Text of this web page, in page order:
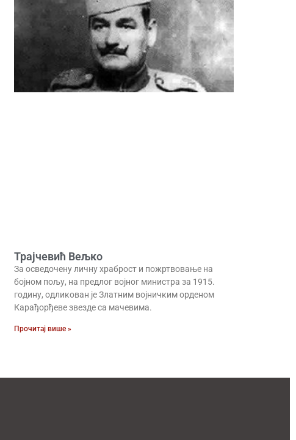
Трајчевић Вељко
За осведочену личну храброст и пожртвовање на
бојном пољу, на предлог војног министра за 1915.
годину, одликован је Златним војничким орденом
Карађорђеве звезде са мачевима.
Прочитај више »